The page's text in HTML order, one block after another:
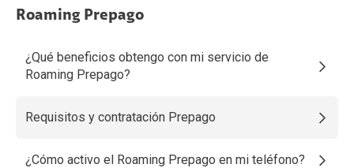
Roaming Prepago
¿Qué beneficios obtengo con mi servicio de
Roaming Prepago?
Requisitos y contratación Prepago
¿Cómo activo el Roaming Prepago en mi teléfono?